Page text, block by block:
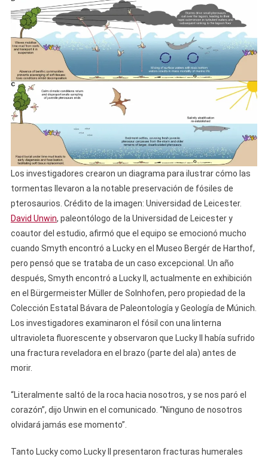
Los investigadores crearon un diagrama para ilustrar cómo las
tormentas llevaron a la notable preservación de fósiles de
pterosaurios. Crédito de la imagen: Universidad de Leicester.
David Unwin, paleontólogo de la Universidad de Leicester y
coautor del estudio, afirmó que el equipo se emocionó mucho
cuando Smyth encontró a Lucky en el Museo Bergér de Harthof,
pero pensó que se trataba de un caso excepcional. Un año
después, Smyth encontró a Lucky II, actualmente en exhibición
en el Bürgermeister Müller de Solnhofen, pero propiedad de la
Colección Estatal Bávara de Paleontología y Geología de Múnich.
Los investigadores examinaron el fósil con una linterna
ultravioleta fluorescente y observaron que Lucky II había sufrido
una fractura reveladora en el brazo (parte del ala) antes de
morir.
“Literalmente saltó de la roca hacia nosotros, y se nos paró el
corazón”, dijo Unwin en el comunicado. “Ninguno de nosotros
olvidará jamás ese momento”.
Tanto Lucky como Lucky II presentaron fracturas humerales